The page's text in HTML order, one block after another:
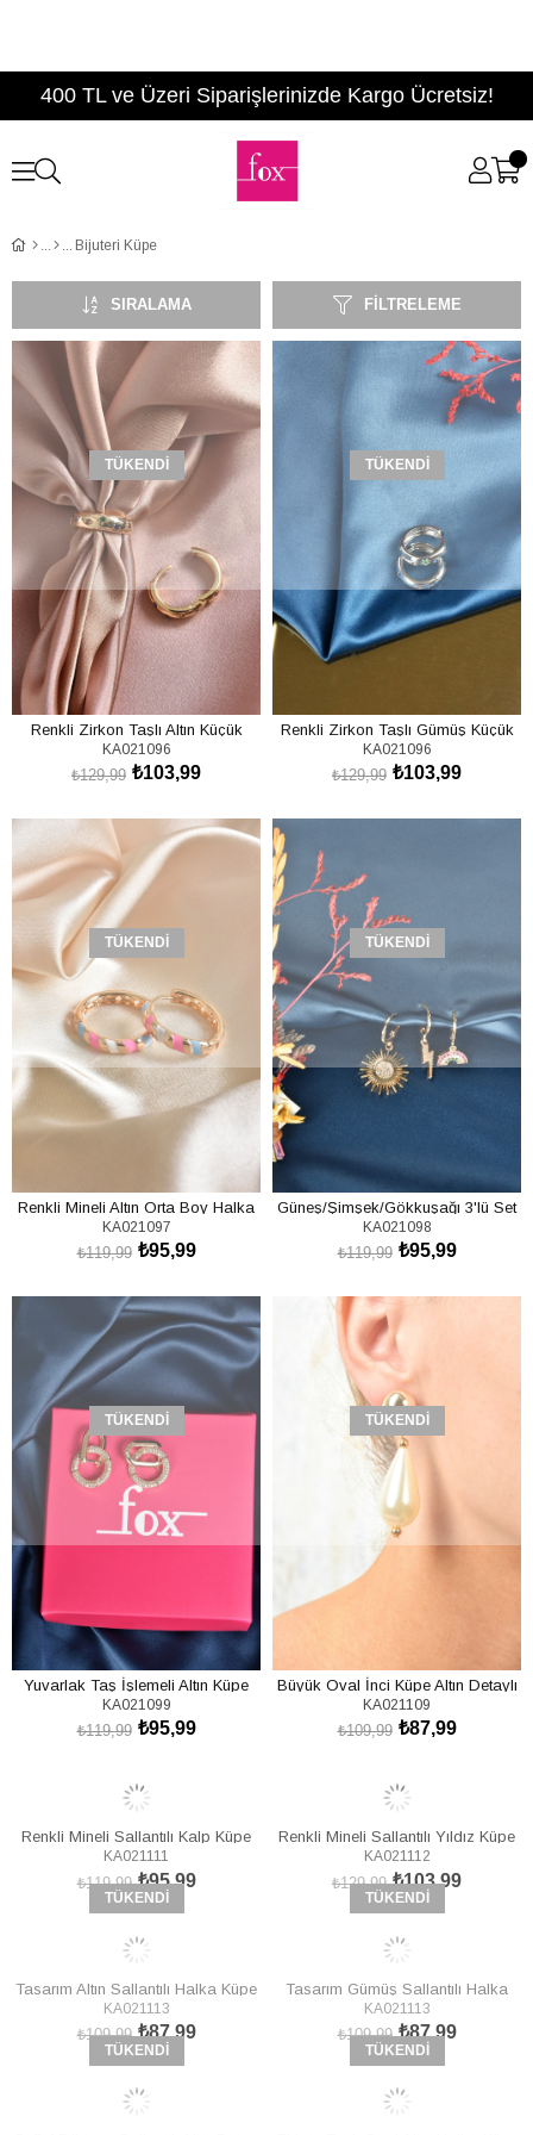
400 TL ve Üzeri Siparişlerinizde Kargo Ücretsiz!
Bijuteri Küpe
FILTRELEME
SIRALAMA
TÜKENDI
Renkli Zirkon Taşlı Altın Küçük
Halka Küpe KA021096
KA021096
₺103,99
₺129,99
TÜKENDI
Renkli Zirkon Taşlı Gümüş Küçük
Halka Küpe KA021096
KA021096
₺103,99
₺129,99
TÜKENDI
Renkli Mineli Altın Orta Boy Halka
Küpe KA021097
KA021097
₺95,99
₺119,99
TÜKENDI
Güneş/Şimşek/Gökkuşağı 3'lü Set
Küpe KA021098
KA021098
₺95,99
₺119,99
TÜKENDI
Yuvarlak Taş İşlemeli Altın Küpe
KA021099
KA021099
₺95,99
₺119,99
TÜKENDI
Büyük Oval İnci Küpe Altın Detaylı
KA021109
KA021109
₺87,99
₺109,99
TÜKENDI
Renkli Mineli Sallantılı Kalp Küpe
KA021111
KA021111
₺95,99
₺119,99
TÜKENDI
Renkli Mineli Sallantılı Yıldız Küpe
KA021112
KA021112
₺103,99
₺129,99
TÜKENDI
Tasarım Altın Sallantılı Halka Küpe
KA021113
KA021113
₺87,99
₺109,99
TÜKENDI
Tasarım Gümüş Sallantılı Halka
Küpe KA021113
KA021113
₺87,99
₺109,99